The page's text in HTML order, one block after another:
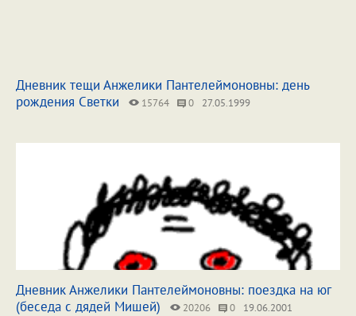
Дневник тещи Анжелики Пантелеймоновны: день
рождения Светки
15764 0 27.05.1999
Дневник Анжелики Пантелеймоновны: поездка на юг
(беседа с дядей Мишей)
20206 0 19.06.2001